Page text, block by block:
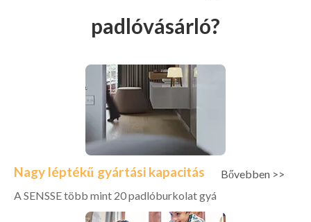
padlóvásárló?
Nagy léptékű gyártási kapacitás
Bővebben >>
A SENSSE több mint 20 padlóburkolat gyá